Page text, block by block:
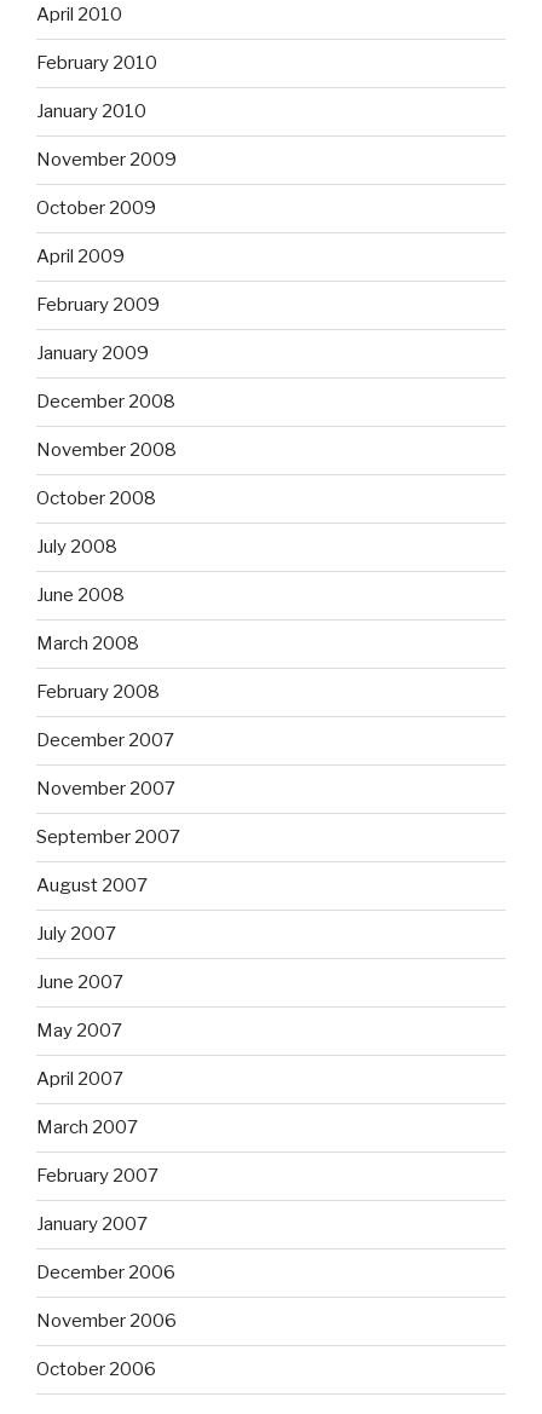
April 2010
February 2010
January 2010
November 2009
October 2009
April 2009
February 2009
January 2009
December 2008
November 2008
October 2008
July 2008
June 2008
March 2008
February 2008
December 2007
November 2007
September 2007
August 2007
July 2007
June 2007
May 2007
April 2007
March 2007
February 2007
January 2007
December 2006
November 2006
October 2006